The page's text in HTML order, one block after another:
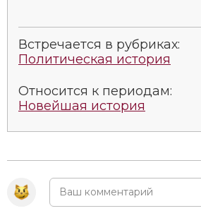
СССР
Встречается в рубриках:
Политическая история
Относится к периодам:
Новейшая история